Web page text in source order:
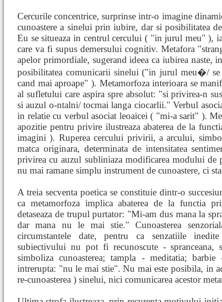
Cercurile concentrice, surprinse intr-o imagine
cunoastere a sinelui prin iubire, dar si posibilitatea
Eu se situeaza in centrul cercului ( "in jurul meu" ),
care va fi supus demersului cognitiv. Metafora
apelor primordiale, sugerand ideea ca iubirea
posibilitatea comunicarii sinelui ("in jurul meu�/
cand mai aproape" ). Metamorfoza interioara se
al sufletului care aspira spre absolut: "si privirea-n
si auzul o-ntalni/ tocmai langa ciocarlii." Verbul
in relatie cu verbul asociat leoaicei ( "mi-a sarit" ).
apozitie pentru privire ilustreaza abaterea de la
imagini ). Ruperea cercului privirii, a arcului,
matca originara, determinata de intensitatea
privirea cu auzul subliniaza modificarea modului de
nu mai ramane simplu instrument de cunoastere, ci
A treia secventa poetica se constituie dintr-o
ca metamorfoza implica abaterea de la functia
detaseaza de trupul purtator: "Mi-am dus mana la
dar mana nu le mai stie." Cunoasterea
circumstantele date, pentru ca senzatiile
subiectivului nu pot fi recunoscute - spranceana,
simboliza cunoasterea; tampla - meditatia;
intrerupta: "nu le mai stie". Nu mai este posibila, in
re-cunoasterea ) sinelui, nici comunicarea acestor